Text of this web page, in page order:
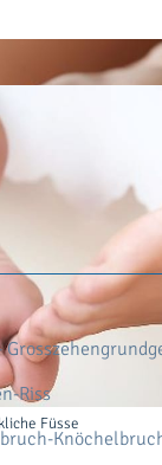
ist wichtig
Füsse
zu
Fussoperation
28.05.2020
Riss